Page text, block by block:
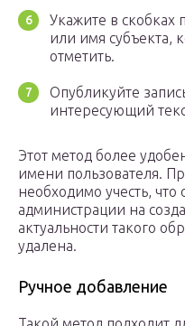
Укажите в скобках
или имя субъекта,
отметить.
Опубликуйте
интересующий
Этот метод более
имени пользователя.
необходимо учесть, что
администрации на
актуальности такого
удалена.
Ручное добавление